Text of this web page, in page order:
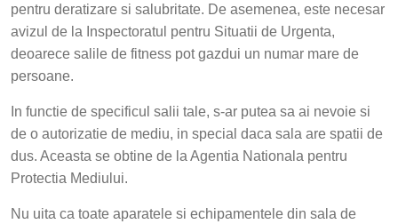
pentru deratizare si salubritate. De asemenea, este necesar
avizul de la Inspectoratul pentru Situatii de Urgenta,
deoarece salile de fitness pot gazdui un numar mare de
persoane.
In functie de specificul salii tale, s-ar putea sa ai nevoie si
de o autorizatie de mediu, in special daca sala are spatii de
dus. Aceasta se obtine de la Agentia Nationala pentru
Protectia Mediului.
Nu uita ca toate aparatele si echipamentele din sala de